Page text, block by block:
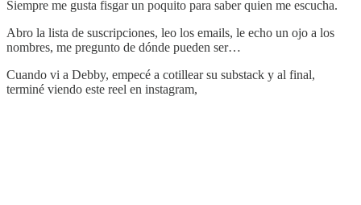
Siempre me gusta fisgar un poquito para saber quien me escucha.
Abro la lista de suscripciones, leo los emails, le echo un ojo a los
nombres, me pregunto de dónde pueden ser…
Cuando vi a Debby, empecé a cotillear su substack y al final,
terminé viendo este reel en instagram,